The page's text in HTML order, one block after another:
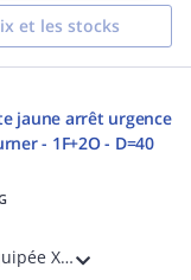
et les stocks
jaune arrêt urgence
- 1F+2O - D=40
Harmony - boîte équipée XALK jaune - plastique - 1 bouton-poussoir D=40mm coup de poing rouge - 1F + 2O sans marquage - tourner pour déverrouiller - 1 entrée de câble < = 14mm 2 préperçages Pg 13 et ISO M20 < = 12mm - IP66